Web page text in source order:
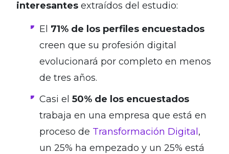
interesantes extraídos del estudio:
El 71% de los perfiles encuestados
creen que su profesión digital
evolucionará por completo en menos
de tres años.
Casi el 50% de los encuestados
trabaja en una empresa que está en
proceso de Transformación Digital ,
un 25% ha empezado y un 25% está